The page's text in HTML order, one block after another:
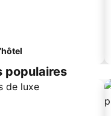
populaires